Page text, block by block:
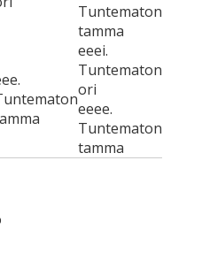
Tuntematon
tamma
eeei.
Tuntematon
ori
eeee.
Tuntematon
tamma